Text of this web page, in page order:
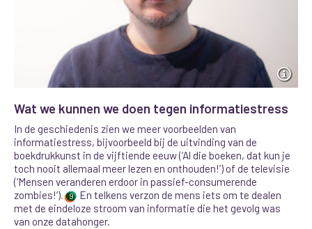
Wat we kunnen we doen tegen informatiestress
In de geschiedenis zien we meer voorbeelden van
informatiestress, bijvoorbeeld bij de uitvinding van de
boekdrukkunst in de vijftiende eeuw (‘Al die boeken, dat kun je
toch nooit allemaal meer lezen en onthouden!’) of de televisie
(‘Mensen veranderen erdoor in passief-consumerende
zombies!’). 9
En telkens verzon de mens iets om te dealen
met de eindeloze stroom van informatie die het gevolg was
van onze datahonger.